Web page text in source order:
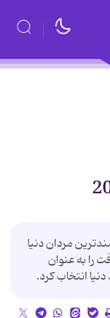
2011 ثروت‌مندترین مردان دنیا
را به عنوان
انتخاب کرد.